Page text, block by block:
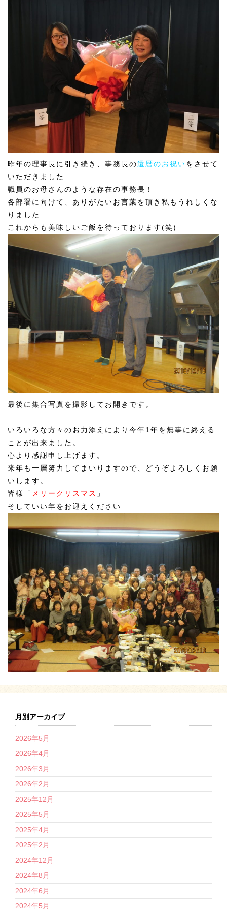
昨年の理事長に引き続き、事務長の還暦のお祝いをさせて
いただきました
職員のお母さんのような存在の事務長！
各部署に向けて、ありがたいお言葉を頂き私もうれしくな
りました
これからも美味しいご飯を待っております(笑)
最後に集合写真を撮影してお開きです。
いろいろな方々のお力添えにより今年1年を無事に終える
ことが出来ました。
心より感謝申し上げます。
来年も一層努力してまいりますので、どうぞよろしくお願
いします。
皆様「 メリークリスマス 」
そしていい年をお迎えください
月別アーカイブ
2026年5月
2026年4月
2026年3月
2026年2月
2025年12月
2025年5月
2025年4月
2025年2月
2024年12月
2024年8月
2024年6月
2024年5月